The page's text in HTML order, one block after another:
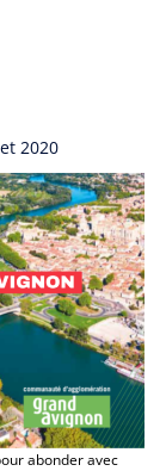
2020
abonder avec